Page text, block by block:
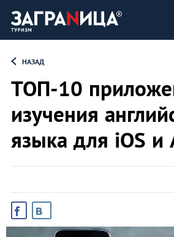
НАЗАД
ТОП-10
изучения
языка для iOS и